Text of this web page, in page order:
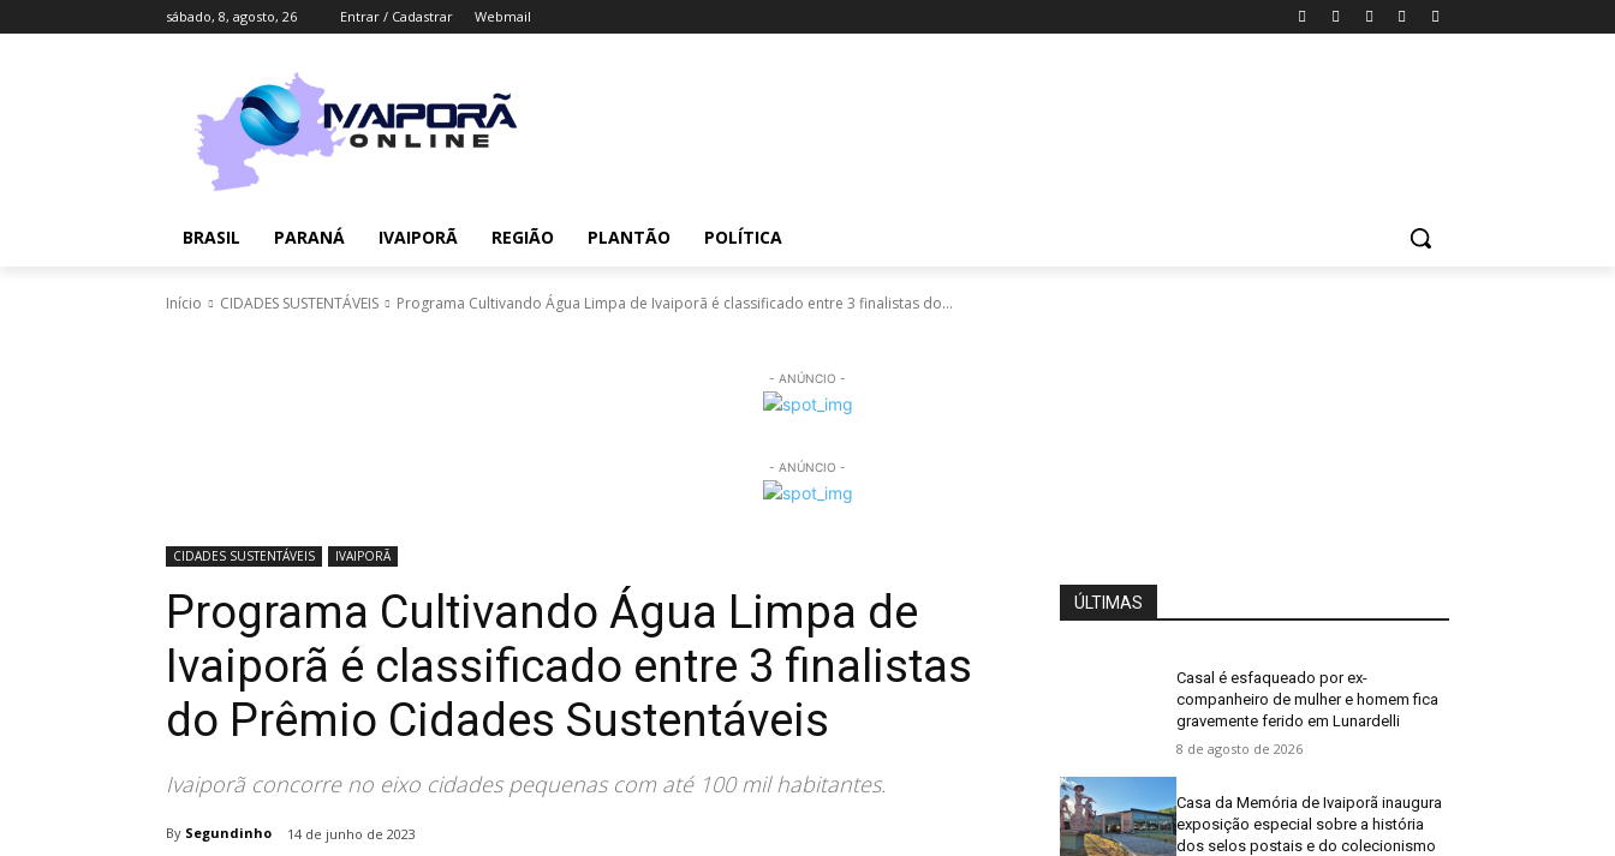
sábado, 8, agosto, 26 Entrar / Cadastrar Webmail
BRASIL PARANÁ IVAIPORÃ REGIÃO PLANTÃO POLÍTICA
Início CIDADES SUSTENTÁVEIS Programa Cultivando Água Limpa de Ivaiporã é classificado entre 3 finalistas do...
- ANÚNCIO -
- ANÚNCIO -
CIDADES SUSTENTÁVEIS IVAIPORÃ
Programa Cultivando Água Limpa de
Ivaiporã é classificado entre 3 finalistas
do Prêmio Cidades Sustentáveis
Ivaiporã concorre no eixo cidades pequenas com até 100 mil habitantes.
By Segundinho 14 de junho de 2023
ÚLTIMAS
Casal é esfaqueado por ex-
companheiro de mulher e homem fica
gravemente ferido em Lunardelli
8 de agosto de 2026
Casa da Memória de Ivaiporã inaugura
exposição especial sobre a história
dos selos postais e do colecionismo